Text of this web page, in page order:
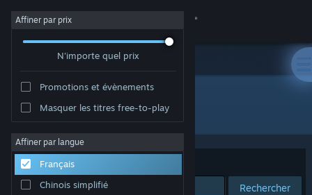
Se connecter
Magasin
À propos
Support
Affiner par prix
N'importe quel prix
Promotions et évènements
Masquer les titres free-to-play
Affiner par langue
Français
Chinois simplifié
Développement : 25 Crimson
Trier par Pertinence
Rechercher